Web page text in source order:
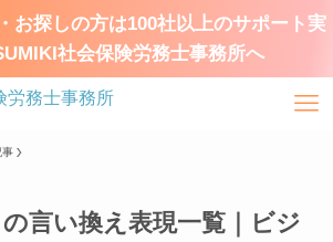
お探しの方は100社以上のサポート実
社会保険労務士事務所へ
事
の言い換え表現一覧｜ビジ